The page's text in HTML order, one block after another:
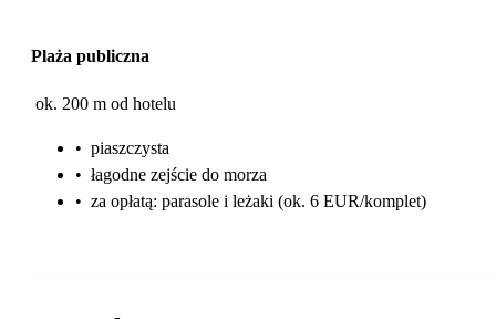
Plaża publiczna
ok. 200 m od hotelu
• piaszczysta
• łagodne zejście do morza
• za opłatą: parasole i leżaki (ok. 6 EUR/komplet)